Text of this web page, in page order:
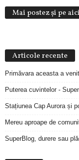
Mai postez și pe
Articole recente
Primăvara aceasta a
Puterea cuvintelor -
Stațiunea Cap Aurora și
Mereu aproape de
SuperBlog, durere sau